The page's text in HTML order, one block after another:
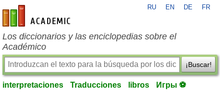
es-academic.com
RU EN DE FR
Los diccionarios y las enciclopedias sobre el
Académico
¡Buscar!
interpretaciones Traducciones libros Игры ⚽